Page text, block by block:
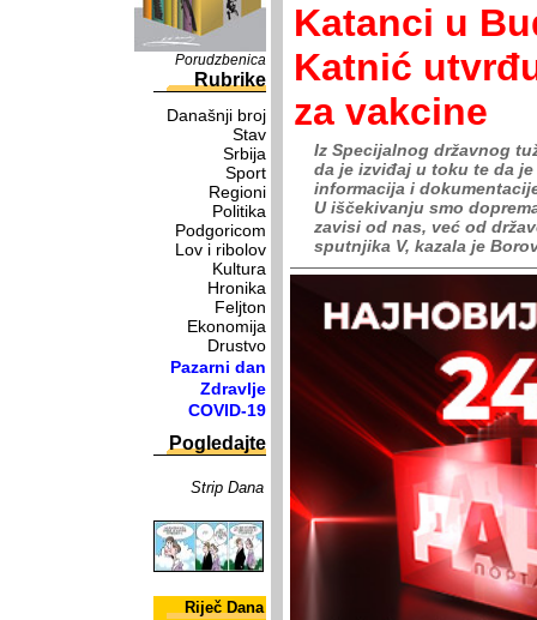
Porudzbenica
Rubrike
Današnji broj
Stav
Srbija
Sport
Regioni
Politika
Podgoricom
Lov i ribolov
Kultura
Hronika
Feljton
Ekonomija
Drustvo
Pazarni dan
Zdravlje
COVID-19
Pogledajte
Strip Dana
Riječ Dana
Katanci u
Katnić
za vakcine
Iz Specijalnog državnog
da je izviđaj u toku te da
informacija i
U iščekivanju smo
zavisi od nas, već od
sputnjika V, kazala je